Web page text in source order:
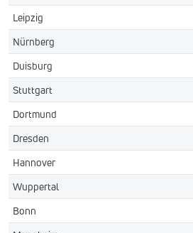
Leipzig
Nürnberg
Duisburg
Stuttgart
Dortmund
Dresden
Hannover
Wuppertal
Bonn